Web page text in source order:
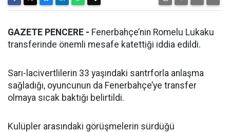
GAZETE PENCERE - Fenerbahçe’nin Romelu Lukaku
transferinde önemli mesafe katettiği iddia edildi.
Sarı-lacivertlilerin 33 yaşındaki santrforla anlaşma
sağladığı, oyuncunun da Fenerbahçe’ye transfer
olmaya sıcak baktığı belirtildi.
Kulüpler arasındaki görüşmelerin sürdüğü